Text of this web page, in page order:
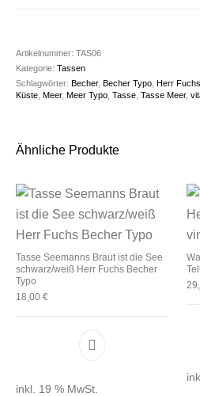
Artikelnummer:TAS06
Kategorie:Tassen
Schlagwörter:Becher,Becher Typo ,Herr Fuchs
Küste ,Meer,Meer Typo ,Tasse ,Tasse Meer,
Ähnliche Produkte
Tasse Seemanns Braut ist die See
schwarz/weiß Herr Fuchs Becher
Typo
18,00€
inkl. 19 % MwSt.